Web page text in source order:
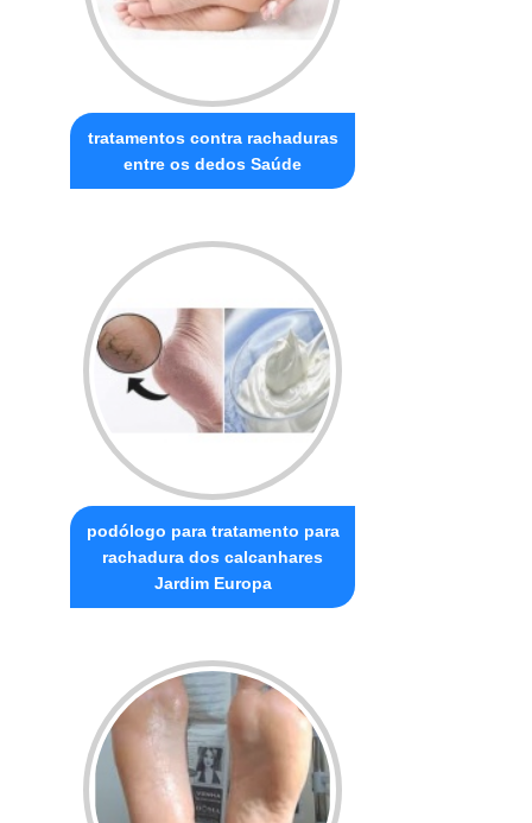
tratamentos contra rachaduras
entre os dedos Saúde
podólogo para tratamento para
rachadura dos calcanhares
Jardim Europa